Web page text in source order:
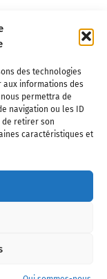
des technologies
informations des
permettra de
navigation ou les ID
de retirer son
caractéristiques et
Partenaires
Cookies
d'affaires, les
la location d'aéronefs
Toute reproduction,
de l’Aviation.